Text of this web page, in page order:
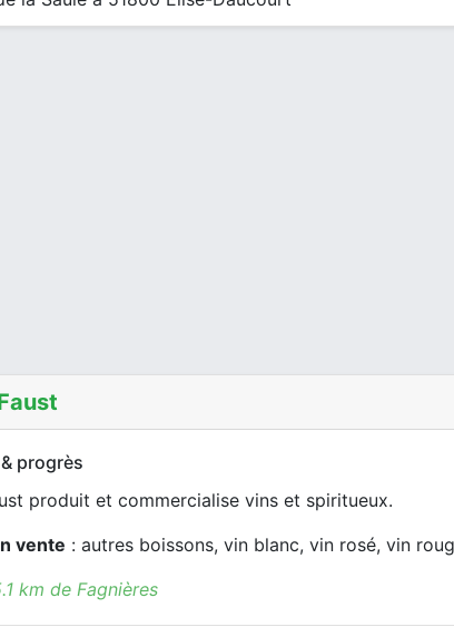
progrès
produit et commercialise vins et spiritueux.
vente : autres boissons, vin blanc, vin rosé, vin
km de Fagnières